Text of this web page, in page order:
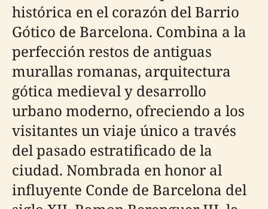
histórica en el corazón del Barrio
Gótico de Barcelona. Combina a la
perfección restos de antiguas
murallas romanas, arquitectura
gótica medieval y desarrollo
urbano moderno, ofreciendo a los
visitantes un viaje único a través
del pasado estratificado de la
ciudad. Nombrada en honor al
influyente Conde de Barcelona del